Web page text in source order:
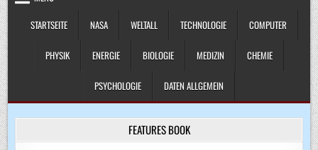
STARTSEITE
NASA WELTALL TECHNOLOGIE COMPUTER
PHYSIK ENERGIE BIOLOGIE MEDIZIN CHEMIE
PSYCHOLOGIE DATEN ALLGEMEIN
FEATURES BOOK